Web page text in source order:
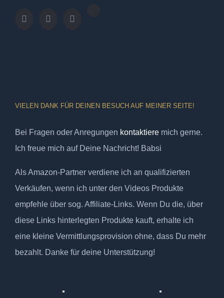
VIELEN DANK FÜR DEINEN BESUCH AUF MEINER SEITE!
Bei Fragen oder Anregungen kontaktiere mich gerne.
Ich freue mich auf Deine Nachricht! Babsi
Als Amazon-Partner verdiene ich an qualifizierten
Verkäufen, wenn ich unter den Videos Produkte
empfehle über sog. Affiliate-Links. Wenn Du die, über
diese Links hinterlegten Produkte kauft, erhalte ich
eine kleine Vermittlungsprovision ohne, dass Du mehr
bezahlt. Danke für deine Unterstützung!